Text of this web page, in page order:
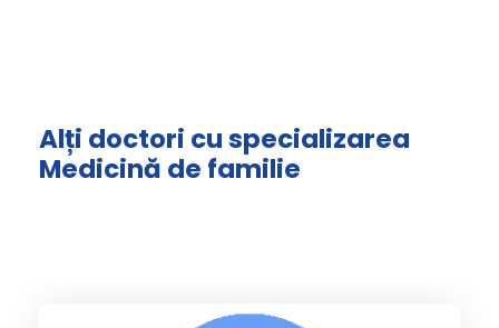
Alți doctori cu specializarea
Medicină de familie